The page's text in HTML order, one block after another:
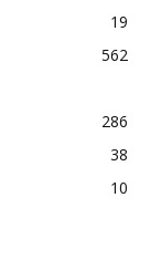
19
562
286
38
10